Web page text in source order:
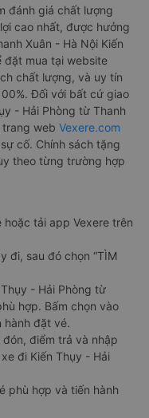
đánh giá chất lượng
cao nhất, được hưởng
Xuân - Hà Nội Kiến
đặt mua tại website
chất lượng, và uy tín
Đối với bất cứ giao
- Hải Phòng từ Thanh
trang web Vexere.com
cố. Chính sách tặng
theo từng trường hợp
hoặc tải app Vexere trên
đi, sau đó chọn “TÌM
- Hải Phòng từ
hợp. Bấm chọn vào
hành đặt vé.
điểm trả và nhập
đi Kiến Thụy - Hải
phù hợp và tiến hành